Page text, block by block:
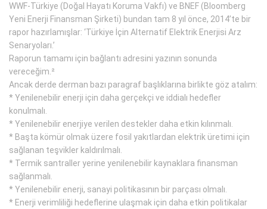
WWF-Türkiye (Doğal Hayatı Koruma Vakfı) ve BNEF (Bloomberg
Yeni Enerji Finansman Şirketi) bundan tam 8 yıl önce, 2014’te bir
rapor hazırlamışlar: ‘Türkiye İçin Alternatif Elektrik Enerjisi Arz
Senaryoları.’
Raporun tamamı için bağlantı adresini yazının sonunda
vereceğim.²
Ancak derde derman bazı paragraf başlıklarına birlikte göz atalım:
* Yenilenebilir enerji için daha gerçekçi ve iddialı hedefler
konulmalı.
* Yenilenebilir enerjiye verilen destekler daha etkin kılınmalı.
* Başta kömür olmak üzere fosil yakıtlardan elektrik üretimi için
sağlanan teşvikler kaldırılmalı.
* Termik santraller yerine yenilenebilir kaynaklara finansman
sağlanmalı.
* Yenilenebilir enerji, sanayi politikasının bir parçası olmalı.
* Enerji verimliliği hedeflerine ulaşmak için daha etkin politikalar